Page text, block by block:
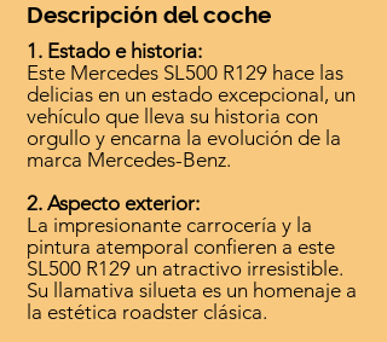
Descripción del coche
1. Estado e historia:
Este Mercedes SL500 R129 hace las
delicias en un estado excepcional, un
vehículo que lleva su historia con
orgullo y encarna la evolución de la
marca Mercedes-Benz.
2. Aspecto exterior:
La impresionante carrocería y la
pintura atemporal confieren a este
SL500 R129 un atractivo irresistible.
Su llamativa silueta es un homenaje a
la estética roadster clásica.